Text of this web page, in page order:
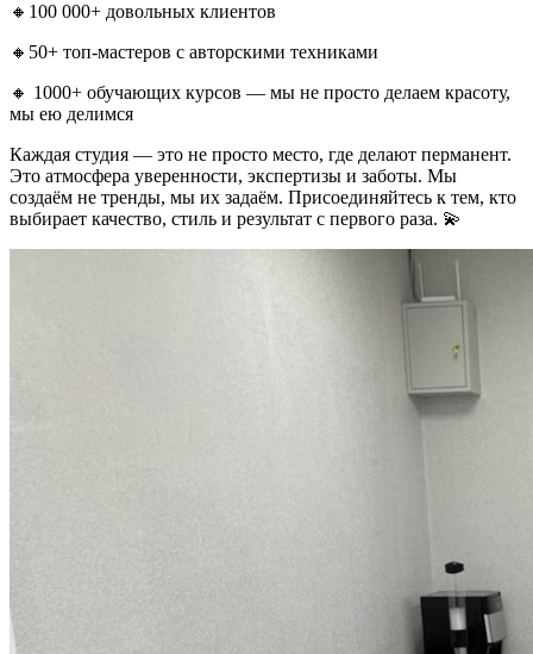
🔸100 000+ довольных клиентов
🔸50+ топ-мастеров с авторскими техниками
🔸 1000+ обучающих курсов — мы не просто делаем красоту,
мы ею делимся
Каждая студия — это не просто место, где делают перманент.
Это атмосфера уверенности, экспертизы и заботы. Мы
создаём не тренды, мы их задаём. Присоединяйтесь к тем, кто
выбирает качество, стиль и результат с первого раза. 💫